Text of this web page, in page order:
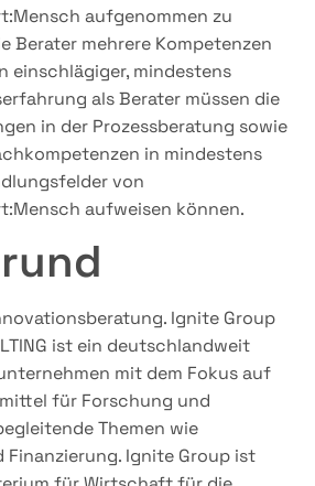
aufgenommen zu
Berater mehrere Kompetenzen
einschlägiger, mindestens
als Berater müssen die
in der Prozessberatung sowie
in mindestens
von
aufweisen können.
Ignite Group
ist ein deutschlandweit
mit dem Fokus auf
für Forschung und
Themen wie
Finanzierung. Ignite Group ist